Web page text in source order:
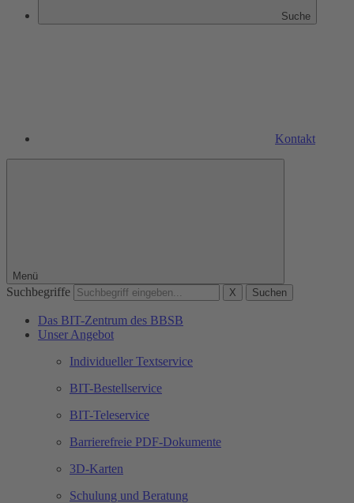
Suche
Kontakt
Menü
Suchbegriffe X Suchen
Das BIT-Zentrum des BBSB
Unser Angebot
Individueller Textservice
BIT-Bestellservice
BIT-Teleservice
Barrierefreie PDF-Dokumente
3D-Karten
Schulung und Beratung